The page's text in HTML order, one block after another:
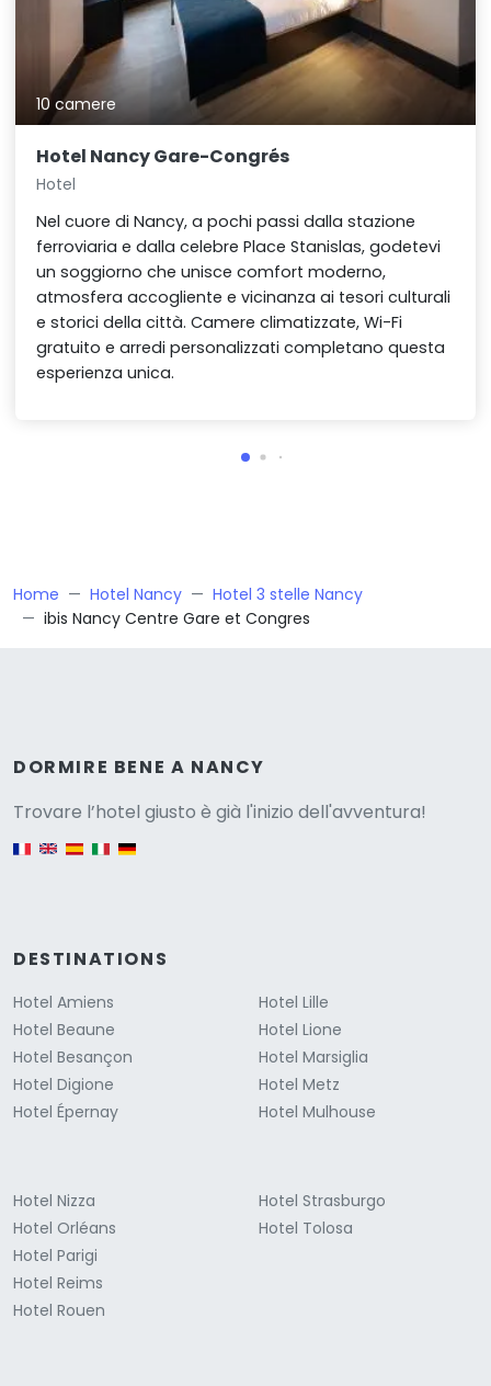
10 camere
Hotel Nancy Gare-Congrés
Hotel
Nel cuore di Nancy, a pochi passi dalla stazione
ferroviaria e dalla celebre Place Stanislas, godetevi
un soggiorno che unisce comfort moderno,
atmosfera accogliente e vicinanza ai tesori culturali
e storici della città. Camere climatizzate, Wi-Fi
gratuito e arredi personalizzati completano questa
esperienza unica.
Home Hotel Nancy
Hotel 3 stelle Nancy
ibis Nancy Centre Gare et Congres
DORMIRE BENE A NANCY
Trovare l’hotel giusto è già l'inizio dell'avventura!
English version
DESTINATIONS
Hotel Amiens
Hotel Beaune
Hotel Besançon
Hotel Digione
Hotel Épernay
Hotel Lille
Hotel Lione
Hotel Marsiglia
Hotel Metz
Hotel Mulhouse
Hotel Nizza
Hotel Orléans
Hotel Parigi
Hotel Reims
Hotel Rouen
Hotel Strasburgo
Hotel Tolosa